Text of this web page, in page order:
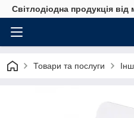
Світлодіодна продукція
Товари та послуги